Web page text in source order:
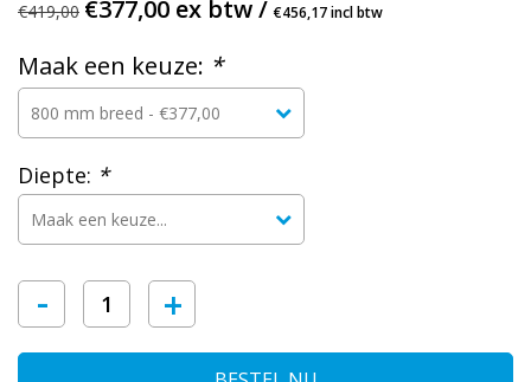
€419,00 €377,00 ex btw /€456,17 incl btw
Maak een keuze: *
Diepte: *
- +